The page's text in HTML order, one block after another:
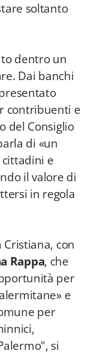
soltanto
dentro un
Dai banchi
contribuenti e
del Consiglio
di «un
e
il valore di
in regola
Cristiana, con
Rappa, che
per
e
per
si